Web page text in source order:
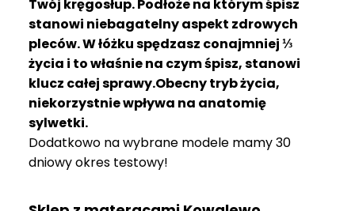
Twój kręgosłup. Podłoże na którym śpisz
stanowi niebagatelny aspekt zdrowych
pleców. W łóżku spędzasz conajmniej ⅓
życia i to właśnie na czym śpisz, stanowi
klucz całej sprawy.Obecny tryb życia,
niekorzystnie wpływa na anatomię
sylwetki.
Dodatkowo na wybrane modele mamy 30
dniowy okres testowy!